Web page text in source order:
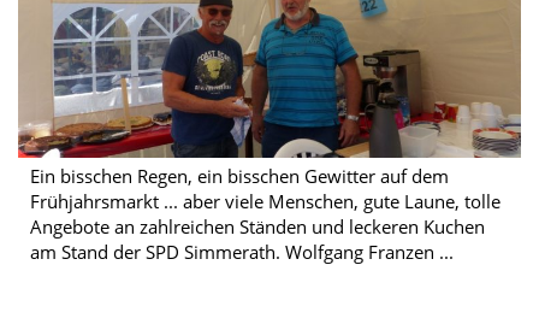
Ein bisschen Regen, ein bisschen Gewitter auf dem
Frühjahrsmarkt ... aber viele Menschen, gute Laune, tolle
Angebote an zahlreichen Ständen und leckeren Kuchen
am Stand der SPD Simmerath. Wolfgang Franzen ...